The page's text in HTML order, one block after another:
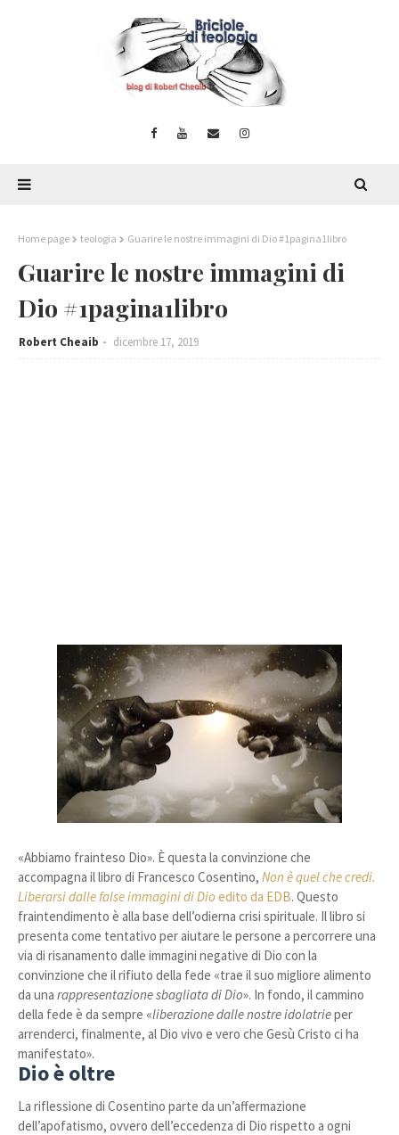
Home page teologia Guarire le nostre immagini di Dio #1pagina1libro
Guarire le nostre immagini di
Dio #1pagina1libro
Robert Cheaib dicembre 17, 2019
«Abbiamo frainteso Dio». È questa la convinzione che
accompagna il libro di Francesco Cosentino, Non è quel che credi.
Liberarsi dalle false immagini di Dio edito da EDB. Questo
fraintendimento è alla base dell’odierna crisi spirituale. Il libro si
presenta come tentativo per aiutare le persone a percorrere una
via di risanamento dalle immagini negative di Dio con la
convinzione che il rifiuto della fede «trae il suo migliore alimento
da una rappresentazione sbagliata di Dio». In fondo, il cammino
della fede è da sempre «liberazione dalle nostre idolatrieper
arrenderci, finalmente, al Dio vivo e vero che Gesù Cristo ci ha
manifestato».
Dio è oltre
La riflessione di Cosentino parte da un’affermazione
dell’apofatismo, ovvero dell’eccedenza di Dio rispetto a ogni